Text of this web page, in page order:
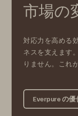
市場の
対応力を高める
ネスを支えます
りません。これ
Everpure の優